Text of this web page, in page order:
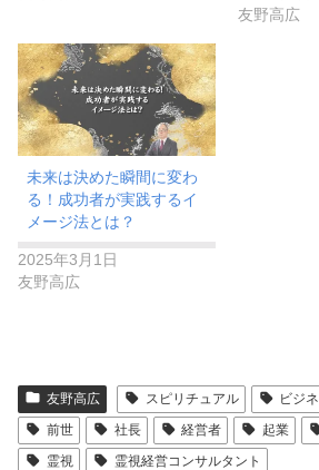
友野高広
未来は決めた瞬間に変わ
る！成功者が実践するイ
メージ法とは？
2025年3月1日
友野高広
友野高広 スピリチュアル ビジ
前世
社長 経営者 起業
霊視
霊視経営コンサルタント